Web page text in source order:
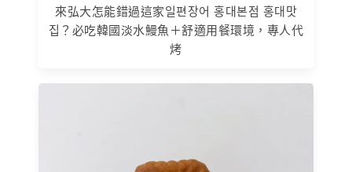
來弘大怎能錯過這家일편장어 홍대본점 홍대맛
집？必吃韓國淡水鰻魚＋舒適用餐環境，專人代
烤